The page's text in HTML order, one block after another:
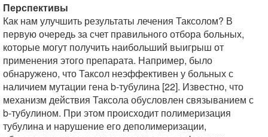
Перспективы
Как нам улучшить результаты лечения Таксолом? В
первую очередь за счет правильного отбора больных,
которые могут получить наибольший выигрыш от
применения этого препарата. Например, было
обнаружено, что Таксол неэффективен у больных с
наличием мутации гена b-тубулина [22]. Известно, что
механизм действия Таксола обусловлен связыванием с
b-тубулином. При этом происходит полимеризация
тубулина и нарушение его деполимеризации,